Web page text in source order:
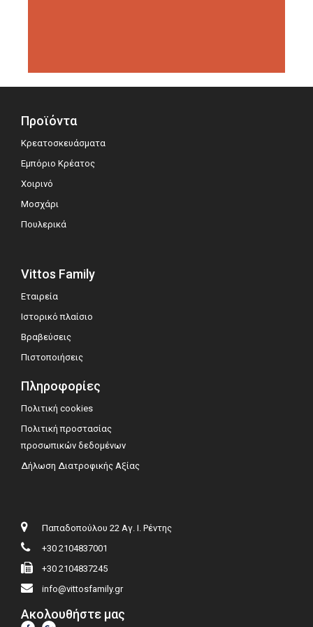
Προϊόντα
Κρεατοσκευάσματα
Εμπόριο Κρέατος
Χοιρινό
Μοσχάρι
Πουλερικά
Vittos Family
Εταιρεία
Ιστορικό πλαίσιο
Βραβεύσεις
Πιστοποιήσεις
Πληροφορίες
Πολιτική cookies
Πολιτική προστασίας
προσωπικών δεδομένων
Δήλωση Διατροφικής Αξίας
Παπαδοπούλου 22 Αγ. Ι. Ρέντης
+30 2104837001
+30 2104837245
info@vittosfamily.gr
Ακολουθήστε μας